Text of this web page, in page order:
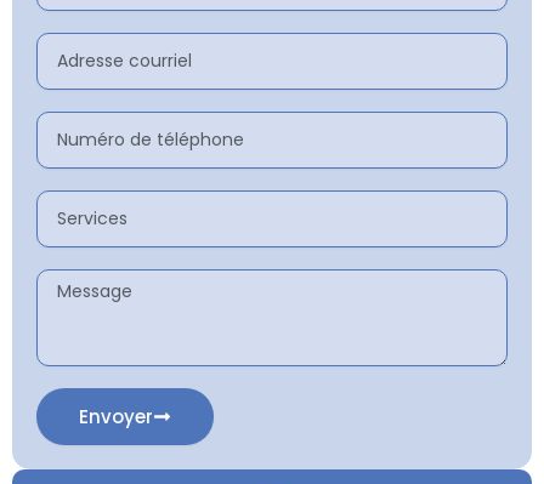
Adresse
courriel
Numéro
de
téléphone
Services
Message
Envoyer